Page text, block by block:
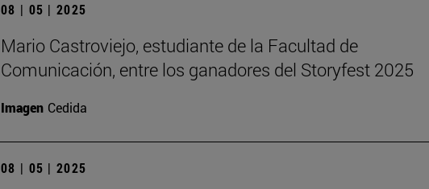
08 | 05 | 2025
Mario Castroviejo, estudiante de la Facultad de
Comunicación, entre los ganadores del Storyfest 2025
Imagen Cedida
08 | 05 | 2025